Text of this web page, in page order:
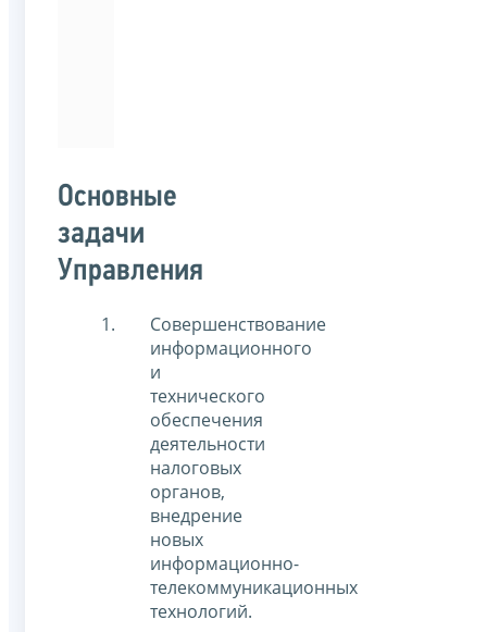
Основные
задачи
Управления
Совершенствование
информационного
и
технического
обеспечения
деятельности
налоговых
органов,
внедрение
новых
информационно-
телекоммуникационных
технологий.